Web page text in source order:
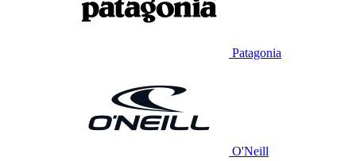
Patagonia
O'Neill